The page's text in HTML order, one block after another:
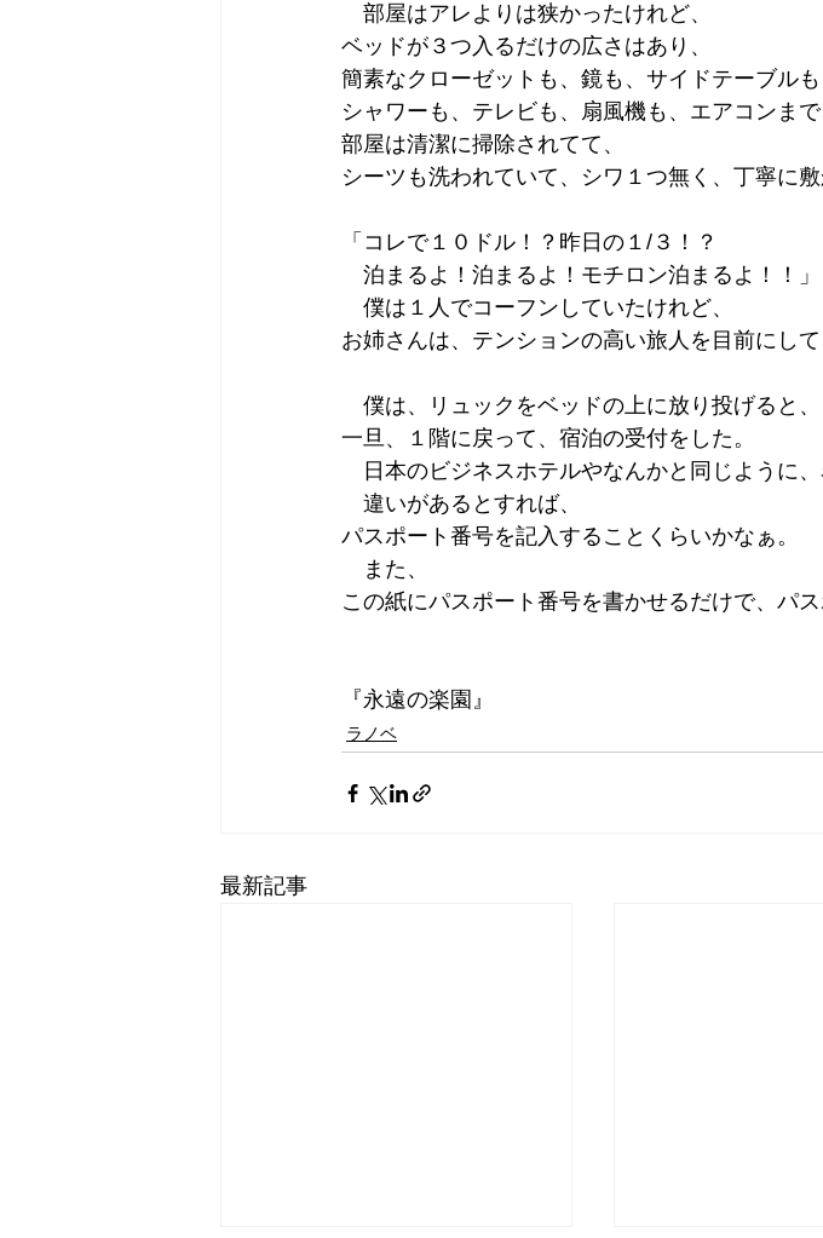
部屋はアレよりは狭かったけれど、
ベッドが３つ入るだけの広さはあり、
簡素なクローゼットも、鏡も、サイドテーブルも
シャワーも、テレビも、扇風機も、エアコンまで
部屋は清潔に掃除されてて、
シーツも洗われていて、シワ１つ無く、丁寧に敷
「コレで１０ドル！？昨日の１/３！？
泊まるよ！泊まるよ！モチロン泊まるよ！！」
僕は１人でコーフンしていたけれど、
お姉さんは、テンションの高い旅人を目前にし
僕は、リュックをベッドの上に放り投げると、
一旦、１階に戻って、宿泊の受付をした。
日本のビジネスホテルやなんかと同じように、
違いがあるとすれば、
パスポート番号を記入することくらいかなぁ。
また、
この紙にパスポート番号を書かせるだけで、パ
『永遠の楽園』
ラノベ
最新記事